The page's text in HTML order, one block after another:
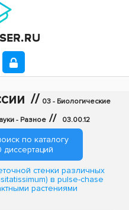
// 03 - Биологические
- Разное // 03.00.12
по каталогу
стенки различных
в pulse-chase
растениями